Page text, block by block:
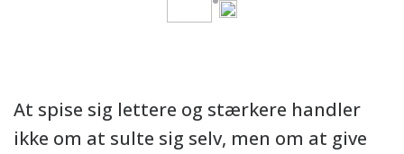
At spise sig lettere og stærkere handler
ikke om at sulte sig selv, men om at give